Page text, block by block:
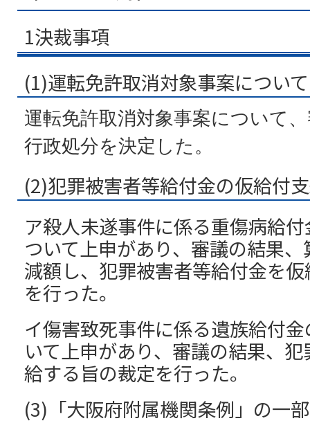
1決裁事項
(1)運転免許取消対象事案について
運転免許取消対象事案について
行政処分を決定した。
(2)犯罪被害者等給付金の仮給付
ア殺人未遂事件に係る重傷病給
ついて上申があり、審議の結果
減額し、犯罪被害者等給付金を
を行った。
イ傷害致死事件に係る遺族給付
いて上申があり、審議の結果、
給する旨の裁定を行った。
(3)「大阪府附属機関条例」の一